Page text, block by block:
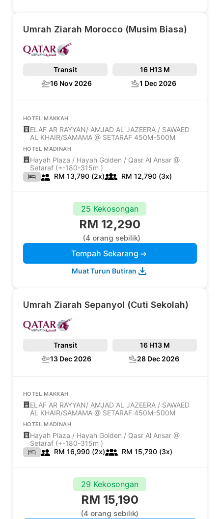
Umrah Ziarah Morocco (Musim Biasa)
Transit 16 H13 M
16 Nov 2026
1 Dec 2026
HOTEL MAKKAH
ELAF AR RAYYAN/ AMJAD AL JAZEERA / SAWAED
AL KHAIR/SAMAMA @ SETARAF 450M-500M
HOTEL MADINAH
Hayah Plaza / Hayah Golden / Qasr Al Ansar @
Setaraf (+-180-315m )
RM 13,790 (2x)
RM 12,790 (3x)
25 Kekosongan
RM 12,290
(4 orang sebilik)
Tempah Sekarang
Muat Turun Butiran
Umrah Ziarah Sepanyol (Cuti Sekolah)
Transit 16 H13 M
13 Dec 2026
28 Dec 2026
HOTEL MAKKAH
ELAF AR RAYYAN/ AMJAD AL JAZEERA / SAWAED
AL KHAIR/SAMAMA @ SETARAF 450M-500M
HOTEL MADINAH
Hayah Plaza / Hayah Golden / Qasr Al Ansar @
Setaraf (+-180-315m )
RM 16,990 (2x)
RM 15,790 (3x)
29 Kekosongan
RM 15,190
(4 orang sebilik)